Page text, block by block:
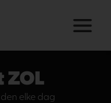
ZOL
elke dag